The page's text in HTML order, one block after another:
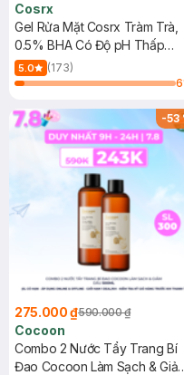
Cosrx
Gel Rửa Mặt Cosrx Tràm Trà,
0.5% BHA Có Độ pH Thấp
150ml
5.0
(173)
6
-53
275.000 ₫590.000 ₫
Cocoon
Combo 2 Nước Tẩy Trang Bí
Đao Cocoon Làm Sạch &